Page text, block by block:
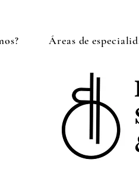
Áreas de